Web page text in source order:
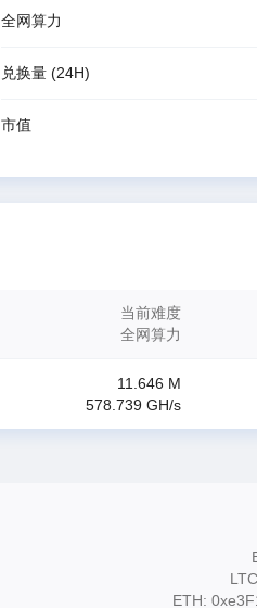
全网算力
兑换量 (24H)
市值
当前难度
全网算力
11.646 M
578.739 GH/s
ETH: